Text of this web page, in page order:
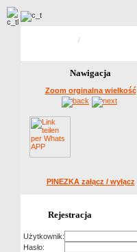
/
Nawigacja
Zoom orginalna wielkość
PINEZKA załącz / wyłącz
Rejestracja
Użytkownik:
Hasło: